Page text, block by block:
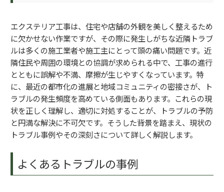
エクステリア工事は、住宅や店舗の外観を美しく整えるため
に欠かせない作業ですが、その際に発生しがちな近隣トラブ
ルは多くの施工業者や施工主にとって頭の痛い問題です。近
隣住民や周囲の環境との協調が求められる中で、工事の進行
とともに誤解や不満、摩擦が生じやすくなっています。特
に、最近の都市化の進展と地域コミュニティの密接さが、ト
ラブルの発生頻度を高めている側面もあります。これらの現
状を正しく理解し、適切に対処することが、トラブルの予防
と円満な解決に不可欠です。そうした背景を踏まえ、現状の
トラブル事例やその深刻さについて詳しく解説します。
よくあるトラブルの事例